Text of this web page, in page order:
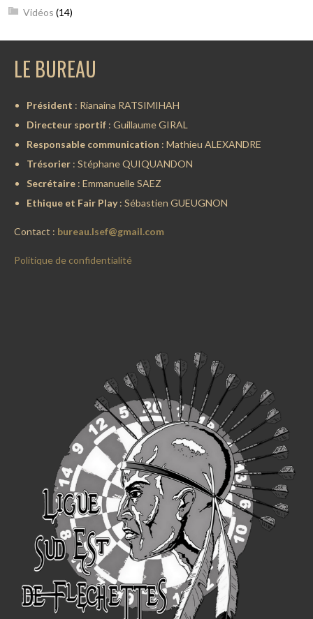
Vidéos (14)
LE BUREAU
Président : Rianaina RATSIMIHAH
Directeur sportif: Guillaume GIRAL
Responsable communication : Mathieu ALEXANDRE
Trésorier : Stéphane QUIQUANDON
Secrétaire: Emmanuelle SAEZ
Ethique et Fair Play: Sébastien GUEUGNON
Contact : bureau.lsef@gmail.com
Politique de confidentialité